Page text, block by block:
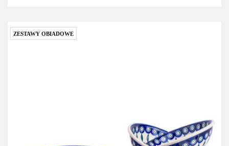
ZESTAWY OBIADOWE